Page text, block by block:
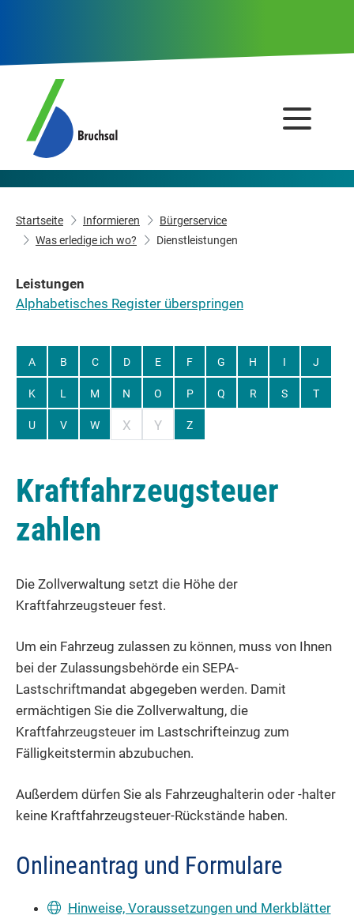
Startseite Informieren
Bürgerservice
Was erledige ich wo?
Dienstleistungen
Leistungen
Alphabetisches Register überspringen
A B C D E F G H I J
K L M N O P Q R S T
U V W X Y Z
Kraftfahrzeugsteuer
zahlen
Die Zollverwaltung setzt die Höhe der
Kraftfahrzeugsteuer fest.
Um ein Fahrzeug zulassen zu können, muss von Ihnen
bei der Zulassungsbehörde ein SEPA-
Lastschriftmandat abgegeben werden. Damit
ermächtigen Sie die Zollverwaltung, die
Kraftfahrzeugsteuer im Lastschrifteinzug zum
Fälligkeitstermin abzubuchen.
Außerdem dürfen Sie als Fahrzeughalterin oder -halter
keine Kraftfahrzeugsteuer-Rückstände haben.
Onlineantrag und Formulare
Hinweise, Voraussetzungen und Merkblätter